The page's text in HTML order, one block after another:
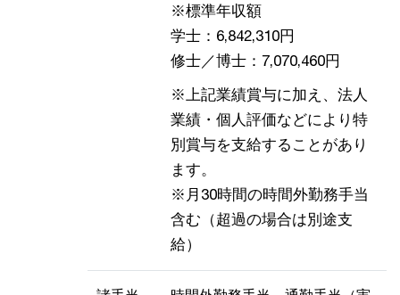
※標準年収額
学士：6,842,310円
修士／博士：7,070,460円
※上記業績賞与に加え、法人
業績・個人評価などにより特
別賞与を支給することがあり
ます。
※月30時間の時間外勤務手当
含む（超過の場合は別途支
給）